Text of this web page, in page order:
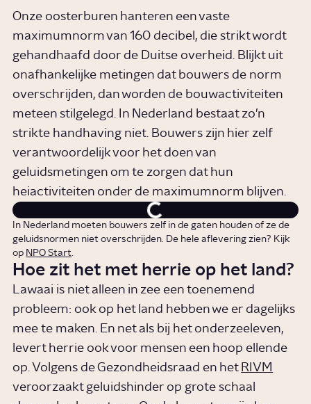
Onze oosterburen hanteren een vaste
maximumnorm van 160 decibel, die strikt wordt
gehandhaafd door de Duitse overheid. Blijkt uit
onafhankelijke metingen dat bouwers de norm
overschrijden, dan worden de bouwactiviteiten
meteen stilgelegd. In Nederland bestaat zo’n
strikte handhaving niet. Bouwers zijn hier zelf
verantwoordelijk voor het doen van
geluidsmetingen om te zorgen dat hun
heiactiviteiten onder de maximumnorm blijven.
In Nederland moeten bouwers zelf in de gaten houden of ze de
geluidsnormen niet overschrijden. De hele aflevering zien? Kijk
op NPO Start
Hoe zit het met herrie op het land?
Lawaai is niet alleen in zee een toenemend
probleem: ook op het land hebben we er dagelijks
mee te maken. En net als bij het onderzeeleven,
levert herrie ook voor mensen een hoop ellende
op. Volgens de Gezondheidsraad en het RIVM
veroorzaakt geluidshinder op grote schaal